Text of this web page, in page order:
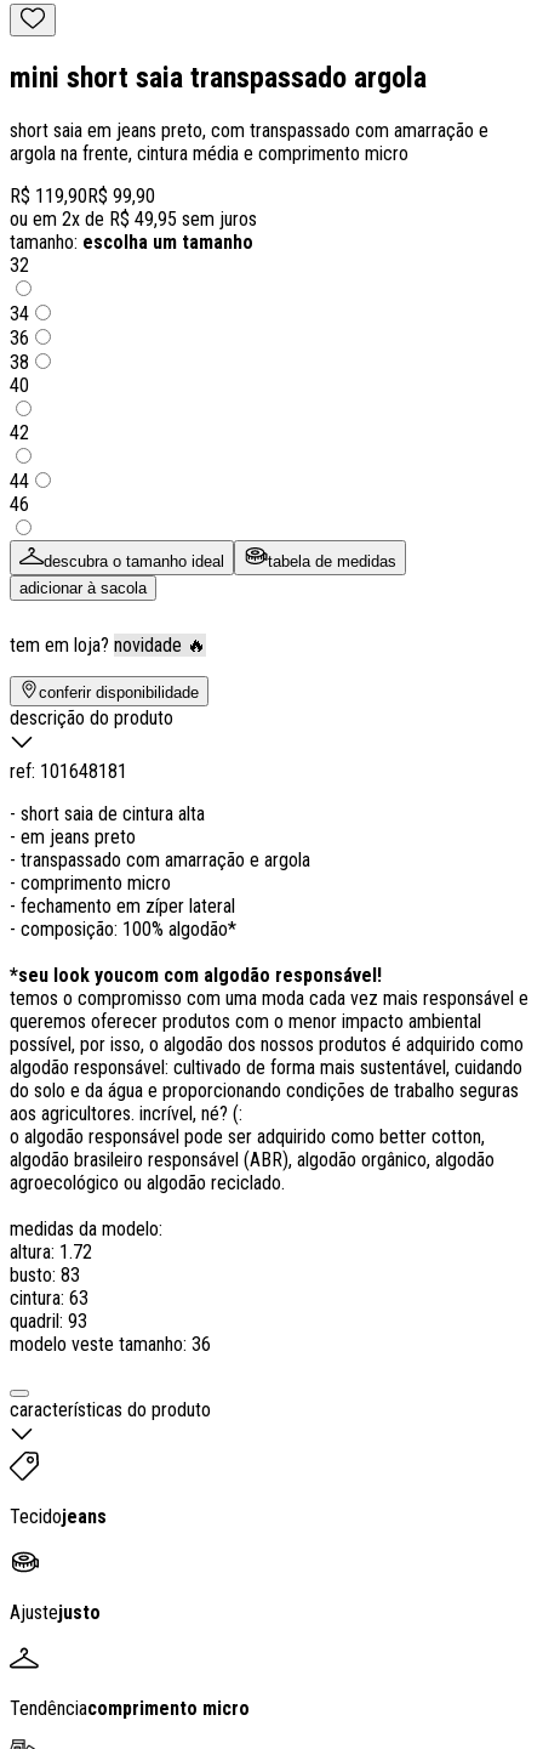
mini short saia transpassado argola
short saia em jeans preto, com transpassado com amarração e
argola na frente, cintura média e comprimento micro
R$ 119,90R$ 99,90
ou em 2x de R$ 49,95 sem juros
tamanho: escolha um tamanho
32
34
36
38
40
42
44
46
descubra o tamanho ideal
tabela de medidas
adicionar à sacola
tem em loja? novidade 🔥
conferir disponibilidade
descrição do produto
ref: 101648181
- short saia de cintura alta
- em jeans preto
- transpassado com amarração e argola
- comprimento micro
- fechamento em zíper lateral
- composição: 100% algodão*
*seu look youcom com algodão responsável!
temos o compromisso com uma moda cada vez mais responsável e
queremos oferecer produtos com o menor impacto ambiental
possível, por isso, o algodão dos nossos produtos é adquirido como
algodão responsável: cultivado de forma mais sustentável, cuidando
do solo e da água e proporcionando condições de trabalho seguras
aos agricultores. incrível, né? (:
o algodão responsável pode ser adquirido como better cotton,
algodão brasileiro responsável (ABR), algodão orgânico, algodão
agroecológico ou algodão reciclado.
medidas da modelo:
altura: 1.72
busto: 83
cintura: 63
quadril: 93
modelo veste tamanho: 36
características do produto
Tecidojeans
Ajustejusto
Tendênciacomprimento micro